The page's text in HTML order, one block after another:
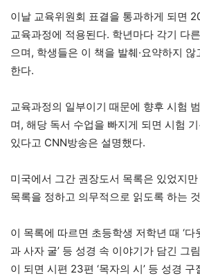
이날 교육위원회 표결을 통과하게 되면
교육과정에 적용된다. 학년마다 각기 다
으며, 학생들은 이 책을 발췌·요약하지
한다.
교육과정의 일부이기 때문에 향후 시험
며, 해당 독서 수업을 빠지게 되면 시험
있다고 CNN방송은 설명했다.
미국에서 그간 권장도서 목록은 있었지
목록을 정하고 의무적으로 읽도록 하는
이 목록에 따르면 초등학생 저학년 때 ‘다
과 사자 굴’ 등 성경 속 이야기가 담긴 그
이 되면 시편 23편 ‘목자의 시’ 등 성경